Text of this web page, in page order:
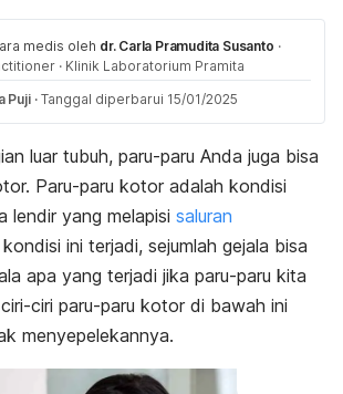
medis oleh dr. Carla Pramudita Susanto ·
· Klinik Laboratorium Pramita
Puji · Tanggal diperbarui 15/01/2025
luar tubuh, paru-paru Anda juga bisa
Paru-paru kotor adalah kondisi
lendir yang melapisi saluran
kondisi ini terjadi, sejumlah gejala bisa
apa yang terjadi jika paru-paru kita
ciri paru-paru kotor di bawah ini
menyepelekannya.